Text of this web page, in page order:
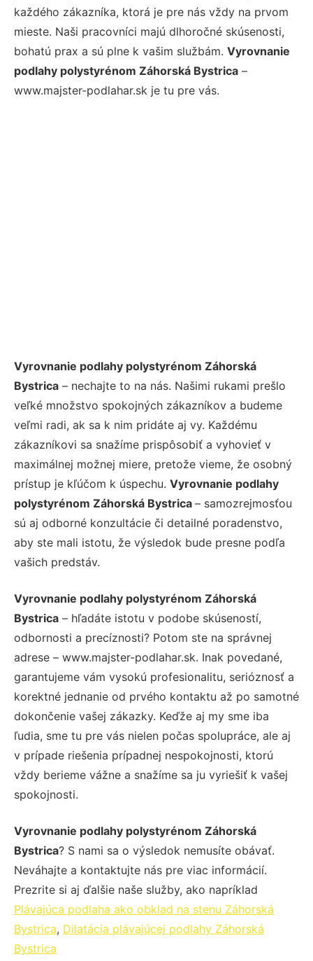
každého zákazníka, ktorá je pre nás vždy na prvom
mieste. Naši pracovníci majú dlhoročné skúsenosti,
bohatú prax a sú plne k vašim službám. Vyrovnanie
podlahy polystyrénom Záhorská Bystrica –
www.majster-podlahar.sk je tu pre vás.
Vyrovnanie podlahy polystyrénom Záhorská
Bystrica – nechajte to na nás. Našimi rukami prešlo
veľké množstvo spokojných zákazníkov a budeme
veľmi radi, ak sa k nim pridáte aj vy. Každému
zákazníkovi sa snažíme prispôsobiť a vyhovieť v
maximálnej možnej miere, pretože vieme, že osobný
prístup je kľúčom k úspechu. Vyrovnanie podlahy
polystyrénom Záhorská Bystrica – samozrejmosťou
sú aj odborné konzultácie či detailné poradenstvo,
aby ste mali istotu, že výsledok bude presne podľa
vašich predstáv.
Vyrovnanie podlahy polystyrénom Záhorská
Bystrica – hľadáte istotu v podobe skúseností,
odbornosti a precíznosti? Potom ste na správnej
adrese – www.majster-podlahar.sk. Inak povedané,
garantujeme vám vysokú profesionalitu, serióznosť a
korektné jednanie od prvého kontaktu až po samotné
dokončenie vašej zákazky. Keďže aj my sme iba
ľudia, sme tu pre vás nielen počas spolupráce, ale aj
v prípade riešenia prípadnej nespokojnosti, ktorú
vždy berieme vážne a snažíme sa ju vyriešiť k vašej
spokojnosti.
Vyrovnanie podlahy polystyrénom Záhorská
Bystrica? S nami sa o výsledok nemusíte obávať.
Neváhajte a kontaktujte nás pre viac informácií.
Prezrite si aj ďalšie naše služby, ako napríklad
Plávajúca podlaha ako obklad na stenu Záhorská
Bystrica, Dilatácia plávajúcej podlahy Záhorská
Bystrica